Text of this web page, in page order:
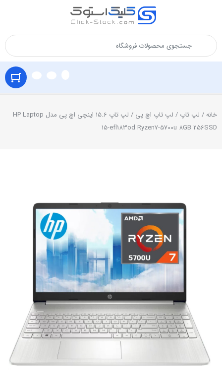
خانه/ لپ تاپ / لپ تاپ اچ پی
/ لپ تاپ 15.6 اینچی اچ پی مدل HP Laptop
15-efl183od Ryzen7-5700u 8GB 256SSD